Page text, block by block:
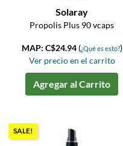
Solaray
Propolis Plus 90 vcaps
MAP: C$24.94 (¿Qué es esto?)
Ver precio en el carrito
Agregar al Carrito
SALE!